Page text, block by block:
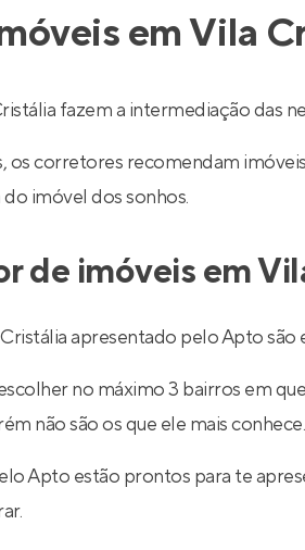
em Vila
fazem a intermediação das
corretores recomendam
imóvel dos sonhos.
de imóveis em
apresentado pelo Apto são
no máximo 3 bairros em
não são os que ele mais conhece.
Apto estão prontos para te